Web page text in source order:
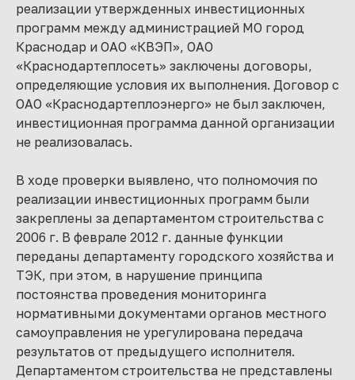
реализации утвержденных инвестиционных
программ между администрацией МО город
Краснодар и ОАО «КВЭП», ОАО
«Краснодартеплосеть» заключены договоры,
определяющие условия их выполнения. Договор с
ОАО «Краснодартеплоэнерго» не был заключен,
инвестиционная программа данной организации
не реализовалась.
В ходе проверки выявлено, что полномочия по
реализации инвестиционных программ были
закреплены за департаментом строительства с
2006 г. В феврале 2012 г. данные функции
переданы департаменту городского хозяйства и
ТЭК, при этом, в нарушение принципа
постоянства проведения мониторинга
нормативными документами органов местного
самоуправления не урегулирована передача
результатов от предыдущего исполнителя.
Департаментом строительства не представлены